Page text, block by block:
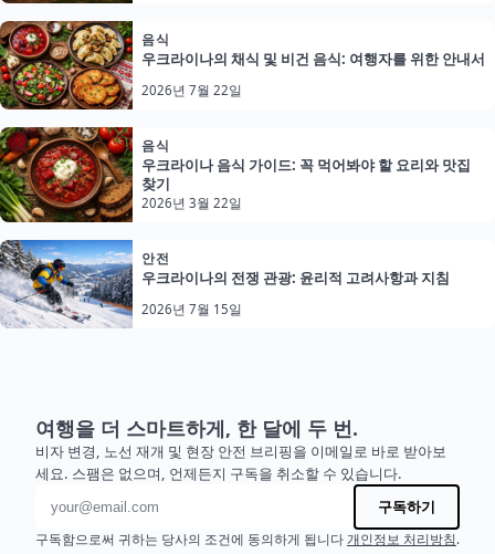
음식
우크라이나의 채식 및 비건 음식: 여행자를 위한 안내서
2026년 7월 22일
음식
우크라이나 음식 가이드: 꼭 먹어봐야 할 요리와 맛집
찾기
2026년 3월 22일
안전
우크라이나의 전쟁 관광: 윤리적 고려사항과 지침
2026년 7월 15일
여행을 더 스마트하게, 한 달에 두 번.
비자 변경, 노선 재개 및 현장 안전 브리핑을 이메일로 바로 받아보
세요. 스팸은 없으며, 언제든지 구독을 취소할 수 있습니다.
이메일 주소
구독하기
구독함으로써 귀하는 당사의 조건에 동의하게 됩니다 개인정보 처리방침.